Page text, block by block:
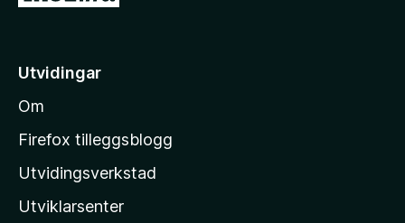
i
M
o
l
Utvidingar
Om
Firefox tilleggsblogg
Utvidingsverkstad
Utviklarsenter